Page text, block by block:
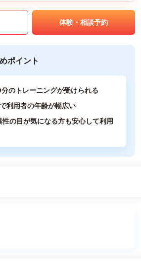
体験・相談予約
ポイント
のトレーニングが受けられる
利用者の年齢が幅広い
の目が気になる方も安心して利用